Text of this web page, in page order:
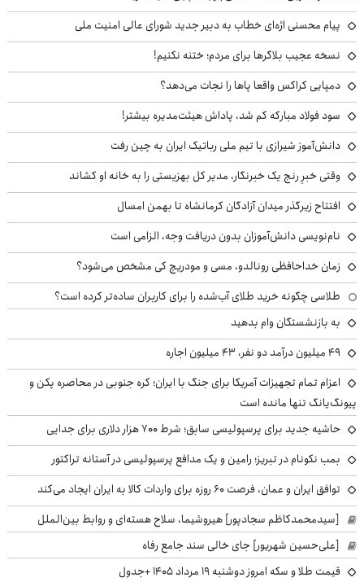
پیام محسنی اژه‌ای خطاب به دبیر جدید شورای عالی امنیت ملی
نسخه عجیب بلاگرها برای مردم؛ ختنه نکنیم!
دمپایی کراکس واقعا پاها را نجات می‌دهد؟
سود فولاد مبارکه کم شد، پاداش هیئت‌مدیره بیشتر!
دانش‌آموز شیرازی با تیم ملی رباتیک ایران به چین رفت
وقتی خبرِ رنج یک خبرنگار، مدیر کل بهزیستی را به خانه او کشاند
افتتاح زیرگذر میدان آزادگان کرمانشاه تا بهمن امسال
نام‌نویسی دانش‌آموزان بدون دریافت وجه، الزامی است
زمان خداحافظی رونالدو، مسی و مودریچ کی مشخص می‌شود؟
طلاسی چگونه خرید طلای آب‌شده را برای کاربران ساده‌تر کرده است؟
به بازنشستگان وام بدهید
49 میلیون درآمد دو نفر، 43 میلیون اجاره
اعزام تمام تجهیزات آمریکا برای جنگ با ایران؛ کره جنوبی در محاصره پکن و
پیونگ‌یانگ تنها مانده است
حاشیه جدید برای پرسپولیسی سابق؛ شرط ۷۰۰ هزار دلاری برای جدایی
بمب نکونام در تبریز؛ رامین و یک مدافع پرسپولیسی در آستانه تراکتور
توافق ایران و عمان، فرصت ۶۰ روزه برای واردات کالا به ایران ایجاد می‌کند
[سیدمحمدکاظم سجادپور] هیروشیما، سلاح هسته‌ای و روابط بین‌الملل
[علی‌حسین شهریور] جای خالی سند جامع رفاه
قیمت طلا و سکه امروز دوشنبه ۱۹ مرداد ۱۴۰۵ +جدول